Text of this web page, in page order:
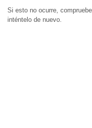
Si esto no ocurre,
inténtelo de nuevo.